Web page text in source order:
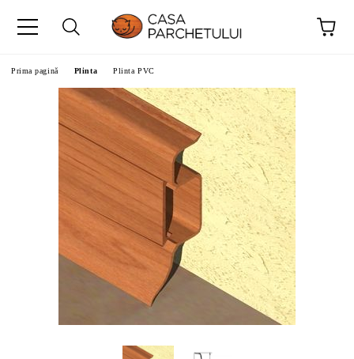
Prima pagină Plinta Plinta PVC